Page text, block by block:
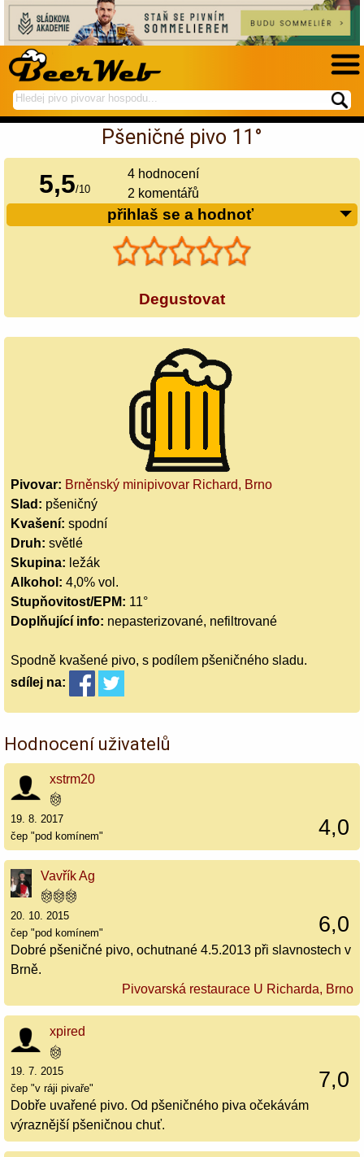
hledej
na
spustí
hledání
Pšeničné pivo 11°
5,5/10
4 hodnocení
2 komentářů
přihlaš se a hodnoť
Degustovat
Pivovar: Brněnský minipivovar Richard, Brno
Slad: pšeničný
Kvašení: spodní
Druh: světlé
Skupina: ležák
Alkohol: 4,0% vol.
Stupňovitost/EPM: 11°
Doplňující info: nepasterizované, nefiltrované
Spodně kvašené pivo, s podílem pšeničného sladu.
sdílej na:
Hodnocení uživatelů
xstrm20
4,0
19. 8. 2017
čep "pod komínem"
Vavřík Ag
6,0
20. 10. 2015
čep "pod komínem"
Dobré pšeničné pivo, ochutnané 4.5.2013 při slavnostech v
Brně.
Pivovarská restaurace U Richarda, Brno
xpired
7,0
19. 7. 2015
čep "v ráji pivaře"
Dobře uvařené pivo. Od pšeničného piva očekávám
výraznější pšeničnou chuť.